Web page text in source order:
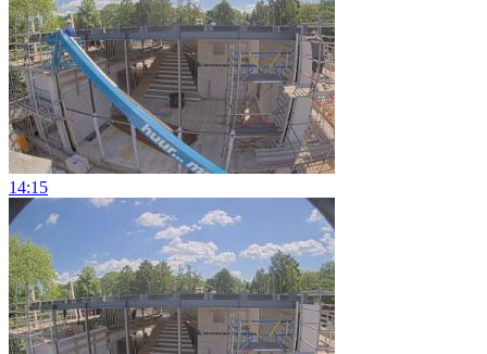
14:15